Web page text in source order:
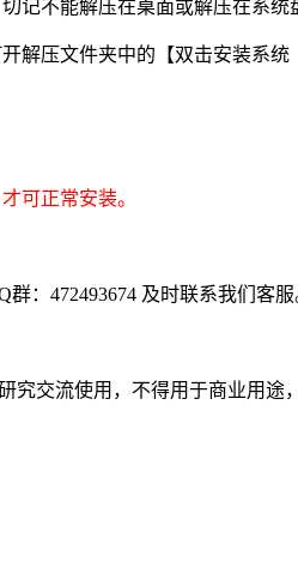
不能解压在桌面或解压在系统
压文件夹中的【双击安装系统（
可正常安装。
472493674 及时联系我们客服
交流使用，不得用于商业用途